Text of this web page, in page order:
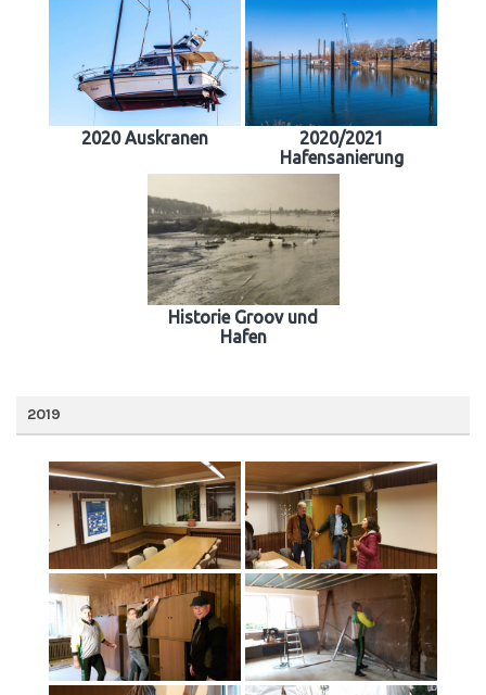
2020 Auskranen
2020/2021
Hafensanierung
Historie Groov und
Hafen
2019